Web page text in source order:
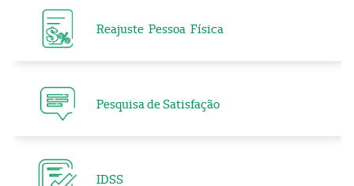
Reajuste Pessoa Física
Pesquisa de Satisfação
IDSS